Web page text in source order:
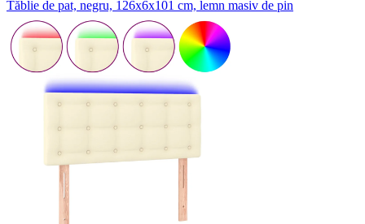
Tăblie de pat, negru, 126x6x101 cm, lemn masiv de pin